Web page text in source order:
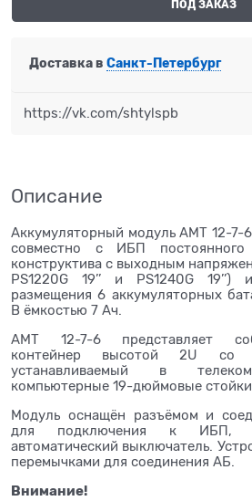
ПОД ЗАКАЗ
Доставка в Санкт-Петербург
https://vk.com/shtylspb
Описание
Аккумуляторный модуль АМТ 12-7-
совместно с ИБП постоянного
конструктива с выходным
PS1220G 19’’ и PS1240G 19’’)
размещения 6 аккумуляторных
В ёмкостью 7 Ач.
АМТ 12-7-6 представляет
контейнер высотой 2U со
устанавливаемый в
компьютерные 19-дюймовые
Модуль оснащён разъёмом и
для подключения к ИБП,
автоматический выключатель.
перемычками для соединения АБ.
Внимание!